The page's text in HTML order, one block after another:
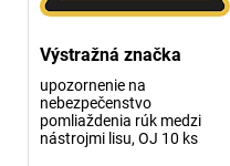
Výstražná značka
upozornenie na
nebezpečenstvo
pomliaždenia rúk medzi
nástrojmi lisu, OJ 10 ks